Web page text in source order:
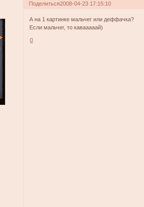
Поделиться2008-04-23 17:15:10
А на 1 картинке мальчег или деффачка?
Если мальчег, то кавааааай)
0